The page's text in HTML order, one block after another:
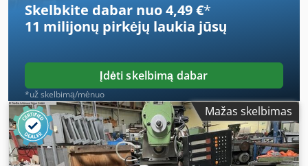
Skelbkite dabar nuo 4,49 €*
11 milijonų pirkėjų laukia jūsų
Įdėti skelbimą dabar
*už skelbimą/mėnuo
Mažas skelbimas